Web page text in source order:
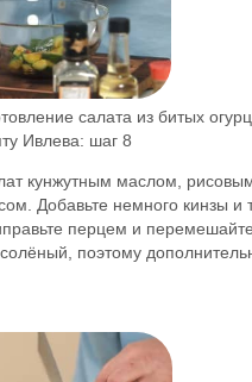
салата из битых
Ивлева: шаг 8
кунжутным маслом,
Добавьте немного кинзы и
перцем и
поэтому